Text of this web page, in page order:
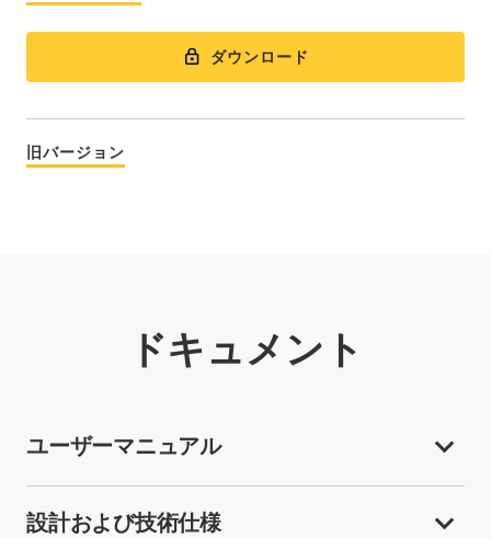
ダウンロード
旧バージョン
ドキュメント
ユーザーマニュアル
設計および技術仕様